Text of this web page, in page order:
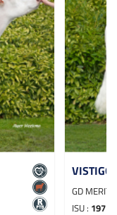
VISTIGO
GD MERIT :
ISU : 197